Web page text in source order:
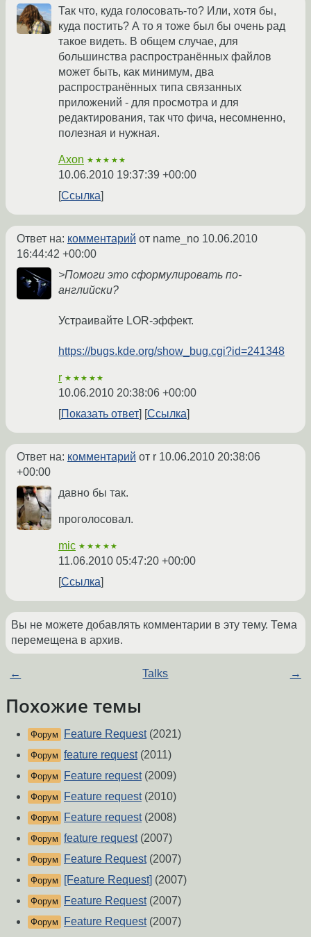
Так что, куда голосовать-то? Или, хотя бы,
куда постить? А то я тоже был бы очень рад
такое видеть. В общем случае, для
большинства распространённых файлов
может быть, как минимум, два
распространённых типа связанных
приложений - для просмотра и для
редактирования, так что фича, несомненно,
полезная и нужная.
Axon ★★★★★
10.06.2010 19:37:39 +00:00
Ссылка
Ответ на: комментарий от name_no 10.06.2010
16:44:42 +00:00
>Помоги это сформулировать по-
английски?
Устраивайте LOR-эффект.
https://bugs.kde.org/show_bug.cgi?id=241348
r ★★★★★
10.06.2010 20:38:06 +00:00
Показать ответ
Ссылка
Ответ на: комментарий от r 10.06.2010 20:38:06
+00:00
давно бы так.
проголосовал.
mic ★★★★★
11.06.2010 05:47:20 +00:00
Ссылка
Вы не можете добавлять комментарии в эту тему. Тема
перемещена в архив.
← Talks →
Похожие темы
Форум Feature Request(2021)
Форум feature request(2011)
Форум Feature request(2009)
Форум Feature request(2010)
Форум Feature request(2008)
Форум feature request(2007)
Форум Feature Request(2007)
Форум [Feature Request] (2007)
Форум Feature Request(2007)
Форум Feature Request(2007)